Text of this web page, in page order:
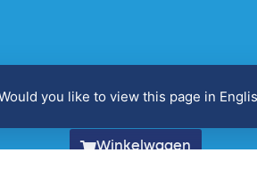
je
Winkelwagen
you like to view this page in